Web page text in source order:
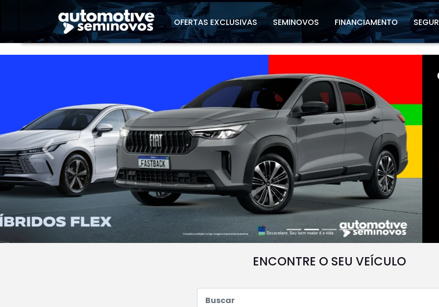
OFERTAS EXCLUSIVAS
SEMINOVOS FINANCIAMENTO
templates.template-01.components.carousel.texts.control_prev
ENCONTRE O SEU VEÍCULO